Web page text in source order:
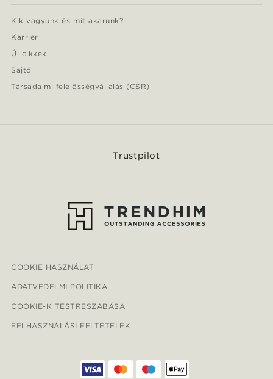
Kik vagyunk és mit akarunk?
Karrier
Új cikkek
Sajtó
Társadalmi felelősségvállalás (CSR)
Trustpilot
COOKIE HASZNÁLAT
ADATVÉDELMI POLITIKA
COOKIE-K TESTRESZABÁSA
FELHASZNÁLÁSI FELTÉTELEK